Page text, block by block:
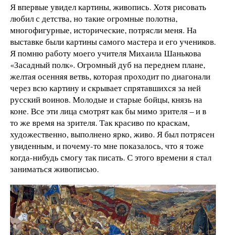
Я впервые увидел картины, живопись. Хотя рисовать
любил с детства, но такие огромные полотна,
многофигурные, исторические, потрясли меня. На
выставке были картины самого мастера и его учеников.
Я помню работу моего учителя Михаила Шанькова
«Засадный полк». Огромный дуб на переднем плане,
желтая осенняя ветвь, которая проходит по диагонали
через всю картину и скрывает спрятавшихся за ней
русский воинов. Молодые и старые бойцы, князь на
коне. Все эти лица смотрят как бы мимо зрителя – и в
то же время на зрителя. Так красиво по краскам,
художественно, выполнено ярко, живо. Я был потрясен
увиденным, и почему-то мне показалось, что я тоже
когда-нибудь смогу так писать. С этого времени я стал
заниматься живописью.